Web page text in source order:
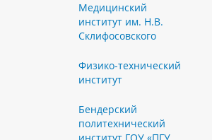
Медицинский
институт им. Н.В.
Склифосовского
Физико-технический
институт
Бендерский
политехнический